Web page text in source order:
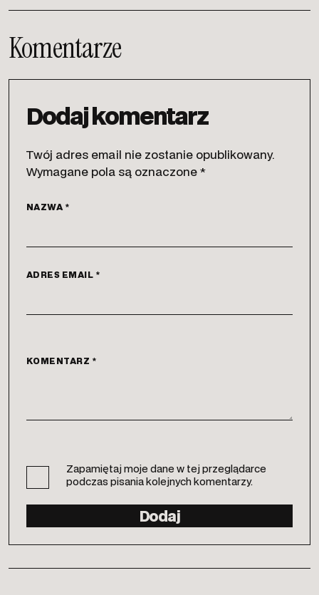
Komentarze
Dodaj komentarz
Twój adres email nie zostanie opublikowany.
Wymagane pola są oznaczone*
NAZWA *
ADRES EMAIL *
KOMENTARZ *
Zapamiętaj moje dane w tej przeglądarce
podczas pisania kolejnych komentarzy.